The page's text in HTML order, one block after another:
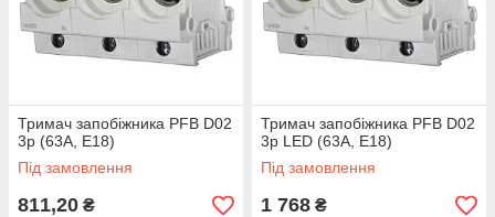
Тримач запобіжника PFB D02
3p (63А, E18)
Під замовлення
811,20 ₴
Тримач запобіжника PFB D02
3p LED (63А, E18)
Під замовлення
1 768 ₴